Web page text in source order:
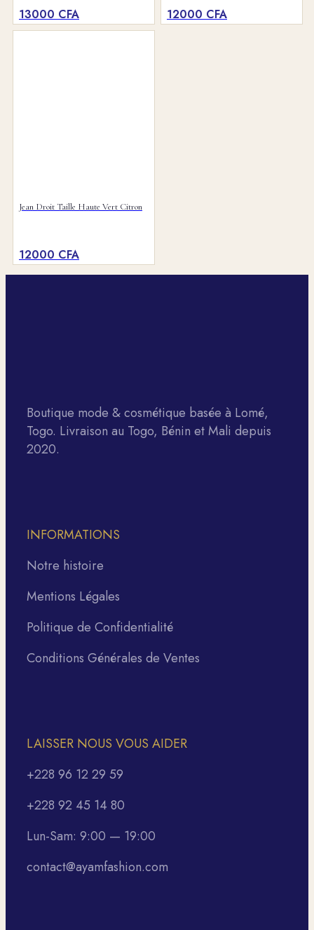
13000 CFA 12000 CFA
Jean Droit Taille Haute Vert Citron
12000 CFA
Boutique mode & cosmétique basée à Lomé,
Togo. Livraison au Togo, Bénin et Mali depuis
2020.
INFORMATIONS
Notre histoire
Mentions Légales
Politique de Confidentialité
Conditions Générales de Ventes
LAISSER NOUS VOUS AIDER
+228 96 12 29 59
+228 92 45 14 80
Lun-Sam: 9:00 — 19:00
contact@ayamfashion.com